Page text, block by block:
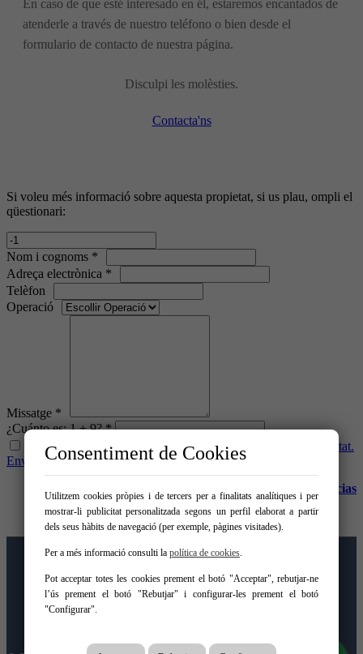
En caso de que esté interesado en él, estaremos encantados de
atenderle a través de nuestro teléfono o bien desde el
formulario de contacto de nuestra página.
Disculpi les molèsties.
Contacta'ns
Si voleu més informació sobre aquesta propietat, si us plau, ompli el
qüestionari:
Nom i cognoms *
Adreça electrònica *
Telèfon
Operació
Missatge *
¿Cuánto es: 1 + 9? *
He llegit i accepto les condicions legals i la política de privacitat.
Enviar
Canal denuncias
Inici
Venda
Promocions
Ven el teu immoble
Serveis
Consentiment de Cookies
Utilitzem cookies pròpies i de tercers per a finalitats analítiques i per
mostrar-li publicitat personalitzada segons un perfil elaborat a partir
dels seus hàbits de navegació (per exemple, pàgines visitades).
Per a més informació consulti la política de cookies.
Pot acceptar totes les cookies prement el botó "Acceptar", rebutjar-ne
l’ús prement el botó "Rebutjar" i configurar-les prement el botó
"Configurar".